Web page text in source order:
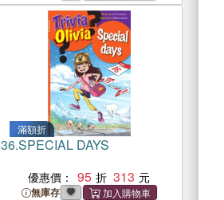
滿額折
36.SPECIAL DAYS
優惠價： 95 313
無庫存